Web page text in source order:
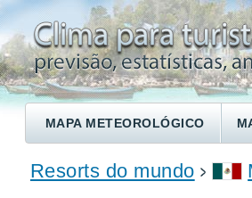
MAPA METEOROLÓGICO
ENCONTRE UM HOTEL
Resorts do mundo